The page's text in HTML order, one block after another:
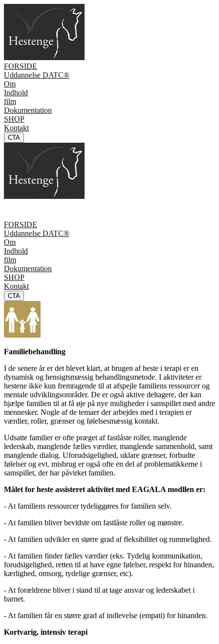
FORSIDE
Uddannelse DATC®
Om
Indhold
film
Dokumentation
SHOP
Kontakt
CTA
FORSIDE
Uddannelse DATC®
Om
Indhold
film
Dokumentation
SHOP
Kontakt
CTA
Familiebehandling
I de senere år er det blevet klart, at brugen af heste i terapi er en
dynamisk og hensigtsmæssig behandlingsmetode. I aktiviteter er
hestene ikke kun fremragende til at afspejle familiens ressourcer og
mentale udviklingsområder. De er også aktive deltagere, der kan
hjælpe familien til at få øje på nye muligheder i samspillet med andre
mennesker. Nogle af de temaer der arbejdes med i terapien er
værdier, roller, grænser og følelsesmæssig kontakt.
Udsatte familier er ofte præget af fastlåste roller, manglende
lederskab, manglende fælles værdier, manglende sammenhold, samt
manglende dialog. Uforudsigelighed, uklare grænser, forbudte
følelser og evt. misbrug er også ofte en del af problematikkerne i
samspillet, der har påvirket familien.
Målet for heste assisteret aktivitet med EAGALA modllen er:
- At familiens ressourcer tydeliggøres for familien selv.
- At familien bliver bevidste om fastlåste roller og mønstre.
- At familien udvikler en større grad af fleksibilitet og rummelighed.
- At familien finder fælles værdier (eks. Tydelig kommunikation,
forudsigelighed, retten til at have egne følelser, respekt for hinanden,
kærlighed, omsorg, tydelige grænser, etc).
- At forældrene bliver i stand til at tage ansvar og lederskabet i
barnet.
- At familien får en større grad af indlevelse (empati) for hinanden.
Kortvarig, intensiv terapi